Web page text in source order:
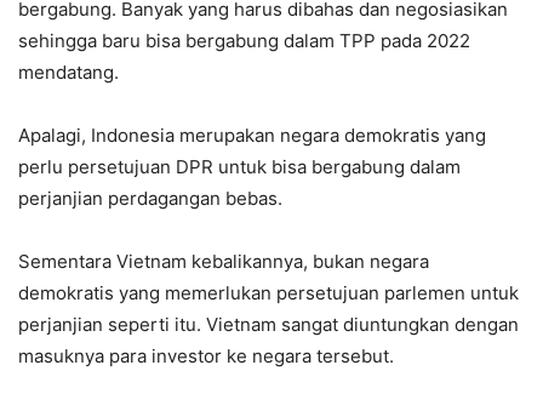
bergabung. Banyak yang harus dibahas dan negosiasikan
sehingga baru bisa bergabung dalam TPP pada 2022
mendatang.
Apalagi, Indonesia merupakan negara demokratis yang
perlu persetujuan DPR untuk bisa bergabung dalam
perjanjian perdagangan bebas.
Sementara Vietnam kebalikannya, bukan negara
demokratis yang memerlukan persetujuan parlemen untuk
perjanjian seperti itu. Vietnam sangat diuntungkan dengan
masuknya para investor ke negara tersebut.